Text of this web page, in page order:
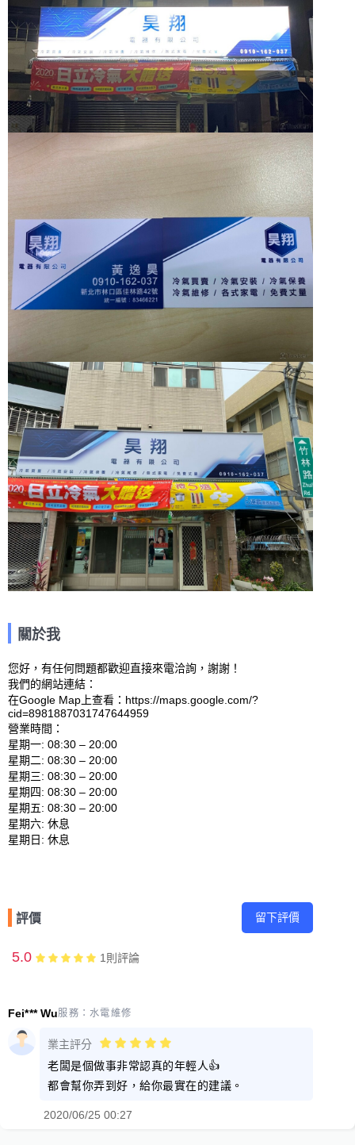
關於我
您好，有任何問題都歡迎直接來電洽詢，謝謝！
我們的網站連結：
在Google Map上查看：https://maps.google.com/?
cid=8981887031747644959
營業時間：
星期一: 08:30 – 20:00
星期二: 08:30 – 20:00
星期三: 08:30 – 20:00
星期四: 08:30 – 20:00
星期五: 08:30 – 20:00
星期六: 休息
評價 留下評價
5.0 1 則評論
Fei*** Wu服務： 水電維修
業主評分
老闆是個做事非常認真的年輕人👍
都會幫你弄到好，給你最實在的建議。
2020/06/25 00:27